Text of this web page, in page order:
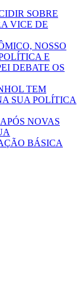
SOBRE
VICE DE
NOSSO
E
DEBATE OS
TEM
SUA POLÍTICA
NOVAS
BÁSICA